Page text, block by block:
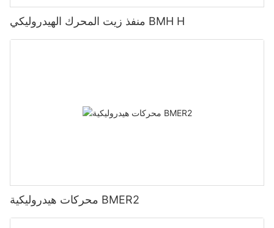
منفذ زيت المحرك الهيدروليكي BMH H
محركات هيدروليكية BMER2